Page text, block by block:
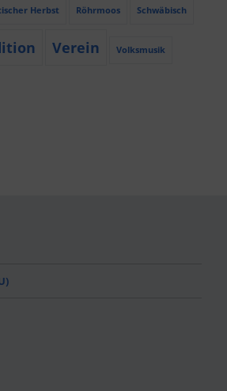
Herbst Röhrmoos Schwäbisch
Verein Volksmusik